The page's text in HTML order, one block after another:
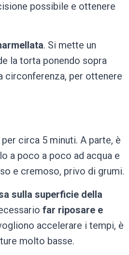
possibile e ottenere
. Si mette un
la torta ponendo sopra
circonferenza, per ottenere
circa 5 minuti. A parte, è
a poco a poco ad acqua e
e cremoso, privo di grumi.
sulla superficie della
far riposare e
accelerare i tempi, è
molto basse.